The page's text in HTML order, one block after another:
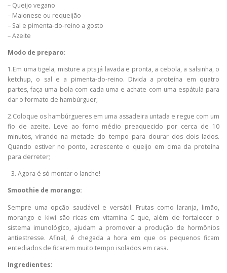
– Queijo vegano
– Maionese ou requeijão
– Sal e pimenta-do-reino a gosto
– Azeite
Modo de preparo:
1.Em uma tigela, misture a pts já lavada e pronta, a cebola, a salsinha, o
ketchup, o sal e a pimenta-do-reino. Divida a proteína em quatro
partes, faça uma bola com cada uma e achate com uma espátula para
dar o formato de hambúrguer;
2.Coloque os hambúrgueres em uma assadeira untada e regue com um
fio de azeite. Leve ao forno médio preaquecido por cerca de 10
minutos, virando na metade do tempo para dourar dos dois lados.
Quando estiver no ponto, acrescente o queijo em cima da proteína
para derreter;
Agora é só montar o lanche!
Smoothie de morango:
Sempre uma opção saudável e versátil. Frutas como laranja, limão,
morango e kiwi são ricas em vitamina C que, além de fortalecer o
sistema imunológico, ajudam a promover a produção de hormônios
antiestresse. Afinal, é chegada a hora em que os pequenos ficam
entediados de ficarem muito tempo isolados em casa.
Ingredientes: